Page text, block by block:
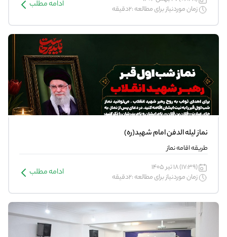
زمان موردنیاز برای مطالعه :2دقیقه
ادامه مطلب
نماز لیله الدفن امام شهید(ره)
طریقه اقامه نماز
(17:39) 18 تیر 1405
زمان موردنیاز برای مطالعه :2دقیقه
ادامه مطلب